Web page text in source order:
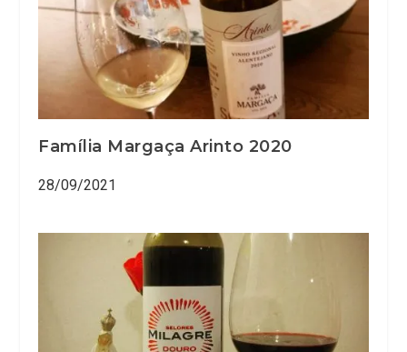
Família Margaça Arinto 2020
28/09/2021